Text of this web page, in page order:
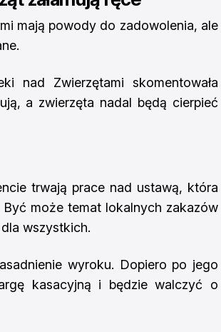
mają powody do zadowolenia, ale
nad Zwierzętami skomentowała
a zwierzęta nadal będą cierpieć
trwają prace nad ustawą, która
może temat lokalnych zakazów
wszystkich.
wyroku. Dopiero po jego
kasacyjną i będzie walczyć o